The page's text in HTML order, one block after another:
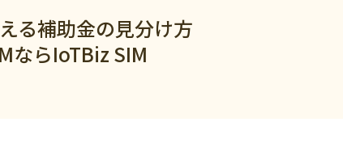
る補助金の見分け方
ならIoTBiz SIM